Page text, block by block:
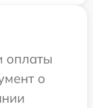
оплаты
о